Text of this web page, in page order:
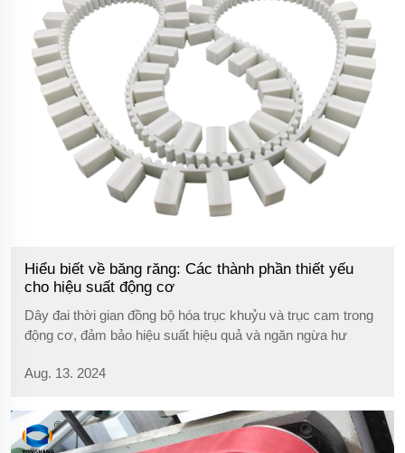
Hiểu biết về băng răng: Các thành phần thiết yếu
cho hiệu suất động cơ
Dây đai thời gian đồng bộ hóa trục khuỷu và trục cam trong
động cơ, đảm bảo hiệu suất hiệu quả và ngăn ngừa hư
Aug. 13. 2024